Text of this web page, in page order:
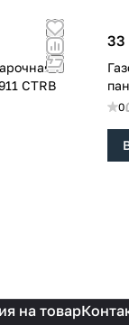
CTRB
33
0
на товар